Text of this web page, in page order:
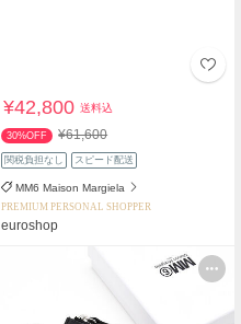
¥42,800送料込
30%OFF ¥61,600
関税負担なし スピード配送
MM6 Maison Margiela
PREMIUM PERSONAL SHOPPER
euroshop